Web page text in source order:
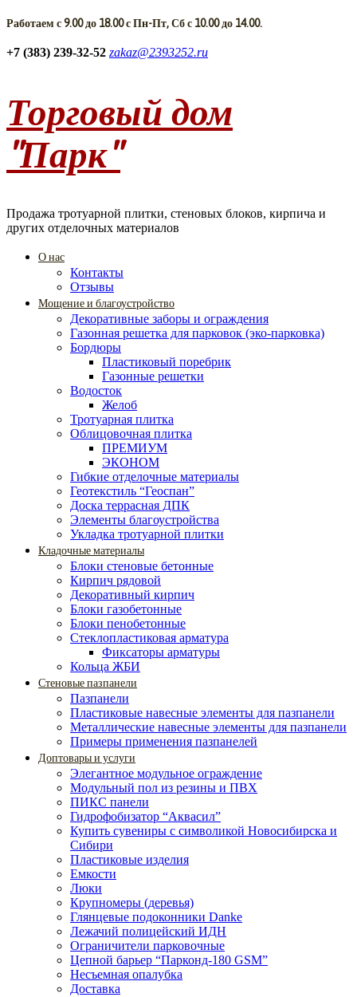
Работаем с 9.00 до 18.00 с Пн-Пт, Сб с 10.00 до 14.00.
+7 (383) 239-32-52 zakaz@2393252.ru
Торговый дом
"Парк"
Продажа тротуарной плитки, стеновых блоков, кирпича и
других отделочных материалов
О нас
Контакты
Отзывы
Мощение и благоустройство
Декоративные заборы и ограждения
Газонная решетка для парковок (эко-парковка)
Бордюры
Пластиковый поребрик
Газонные решетки
Водосток
Желоб
Тротуарная плитка
Облицовочная плитка
ПРЕМИУМ
ЭКОНОМ
Гибкие отделочные материалы
Геотекстиль “Геоспан”
Доска террасная ДПК
Элементы благоустройства
Укладка тротуарной плитки
Кладочные материалы
Блоки стеновые бетонные
Кирпич рядовой
Декоративный кирпич
Блоки газобетонные
Блоки пенобетонные
Стеклопластиковая арматура
Фиксаторы арматуры
Кольца ЖБИ
Стеновые пазпанели
Пазпанели
Пластиковые навесные элементы для пазпанели
Металлические навесные элементы для пазпанели
Примеры применения пазпанелей
Доптовары и услуги
Элегантное модульное ограждение
Модульный пол из резины и ПВХ
ПИКС панели
Гидрофобизатор “Аквасил”
Купить сувениры с символикой Новосибирска и
Сибири
Пластиковые изделия
Емкости
Люки
Крупномеры (деревья)
Глянцевые подоконники Danke
Лежачий полицейский ИДН
Ограничители парковочные
Цепной барьер “Парконд-180 GSM”
Несъемная опалубка
Доставка